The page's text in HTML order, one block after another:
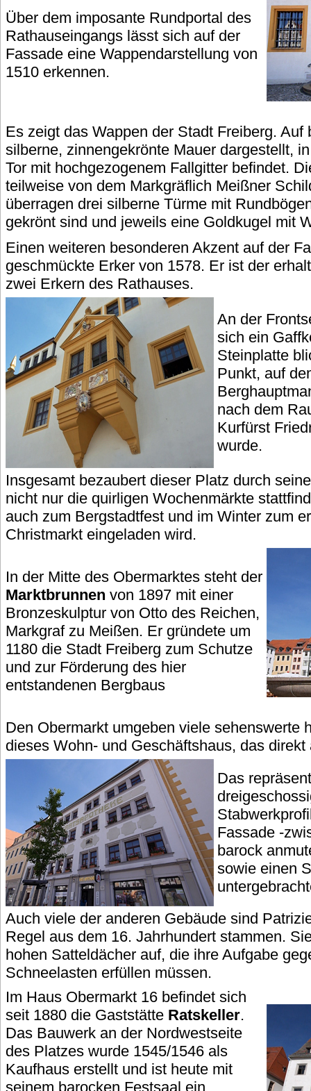
Über dem imposante Rundportal des
Rathauseingangs lässt sich auf der
Fassade eine Wappendarstellung von
1510 erkennen.
Es zeigt das Wappen der Stadt Freiberg. Auf
silberne, zinnengekrönte Mauer dargestellt,
Tor mit hochgezogenem Fallgitter befindet.
teilweise von dem Markgräflich Meißner
überragen drei silberne Türme mit
gekrönt sind und jeweils eine Goldkugel mit
Einen weiteren besonderen Akzent auf der
geschmückte Erker von 1578. Er ist der
zwei Erkern des Rathauses.
An der
sich ein
Steinplatte
Punkt, auf
nach dem
Kurfürst
wurde.
Insgesamt bezaubert dieser Platz durch
nicht nur die quirligen Wochenmärkte
auch zum Bergstadtfest und im Winter zum
Christmarkt eingeladen wird.
In der Mitte des Obermarktes steht der
Marktbrunnen von 1897 mit einer
Bronzeskulptur von Otto des Reichen,
Markgraf zu Meißen. Er gründete um
1180 die Stadt Freiberg zum Schutze
und zur Förderung des hier
entstandenen Bergbaus
Den Obermarkt umgeben viele sehenswerte
dieses Wohn- und Geschäftshaus, das
Das
Fassade -
barock
sowie einen
Auch viele der anderen Gebäude sind
Regel aus dem 16. Jahrhundert stammen.
hohen Satteldächer auf, die ihre Aufgabe
Schneelasten erfüllen müssen.
Im Haus Obermarkt 16 befindet sich
seit 1880 die Gaststätte Ratskeller.
Das Bauwerk an der Nordwestseite
des Platzes wurde 1545/1546 als
Kaufhaus erstellt und ist heute mit
seinem barocken Festsaal ein